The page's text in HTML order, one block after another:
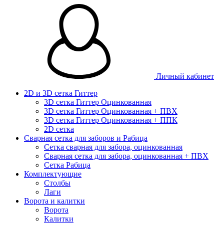
Личный кабинет
2D и 3D сетка Гиттер
3D сетка Гиттер Оцинкованная
3D сетка Гиттер Оцинкованная + ПВХ
3D сетка Гиттер Оцинкованная + ППК
2D сетка
Сварная сетка для заборов и Рабица
Сетка сварная для забора, оцинкованная
Сварная сетка для забора, оцинкованная + ПВХ
Сетка Рабица
Комплектующие
Столбы
Лаги
Ворота и калитки
Ворота
Калитки